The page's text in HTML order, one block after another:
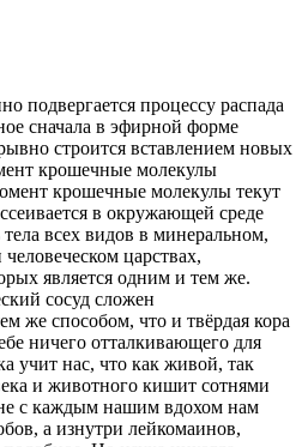
подвергается процессу распада
сначала в эфирной форме
строится вставлением новых
крошечные молекулы
крошечные молекулы текут
в окружающей среде
всех видов в минеральном,
царствах,
является одним и тем же.
сосуд сложен
же способом, что и твёрдая кора
ничего отталкивающего для
учит нас, что как живой, так
и животного кишит сотнями
с каждым нашим вдохом нам
а изнутри лейкомаинов,